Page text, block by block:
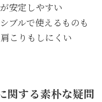
安定しやすい
ブルで使えるものも
こりもしにくい
関する素朴な疑問